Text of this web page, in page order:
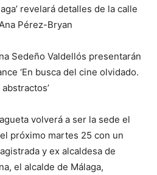
revelará detalles de la calle
Pérez-Bryan
Sedeño Valdellós presentarán
‘En busca del cine olvidado.
volverá a ser la sede el
próximo martes 25 con un
y ex alcaldesa de
el alcalde de Málaga,